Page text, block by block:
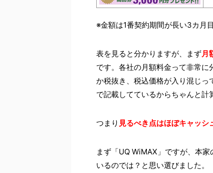
※金額は1番契約期間が長い3カ月
表を見ると分かりますが、まず月
です。各社の月額料金って非常に
か税抜き、税込価格が入り混じ
で記載してているからちゃんと計
つまり 見るべき点はほぼキャッシ
まず「UQ WiMAX」ですが、本
いるのでは？と思い選びました。